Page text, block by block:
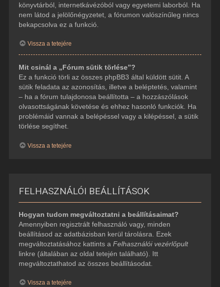
könyvtárból, internetkávézóból vagy egyetemi laborból. Ha
nem látod a jelölőnégyzetet, a fórumon valószínűleg nincs
bekapcsolva ez a funkció.
Vissza a tetejére
Mit csinál a „Fórum sütik törlése”?
Ez a funkció törli az összes phpBB3 által küldött sütit. A
sütik feladata az azonosítás, illetve a beléptetés, valamint
– ha a fórum tulajdonosa beállította – a hozzászólások
olvasottságának követése és ehhez hasonló funkciók. Ha
problémáid vannak a belépéssel vagy a kilépéssel, a sütik
törlése segíthet.
Vissza a tetejére
FELHASZNÁLÓI BEÁLLÍTÁSOK
Hogyan tudom megváltoztatni a beállításaimat?
Amennyiben regisztrált felhasználó vagy, minden
beállításod az adatbázisban kerül tárolásra. Ezek
megváltoztatásához kattints a Felhasználói vezérlőpult
linkre (általában az oldal tetején található). Itt
megváltoztathatod az összes beállításodat.
Vissza a tetejére